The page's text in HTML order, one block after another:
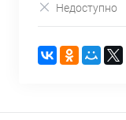
Недоступно